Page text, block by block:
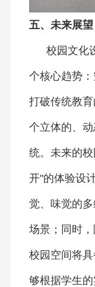
五、未来展
校园文化
个核心趋势
打破传统教
个立体的、
统。未来的
开"的体验设
觉、味觉的
场景；同时
校园空间将
够根据学生